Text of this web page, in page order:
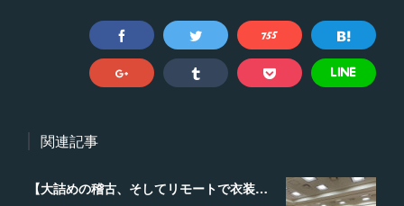
関連記事
【大詰めの稽古、そしてリモートで衣装合わせを行いました】